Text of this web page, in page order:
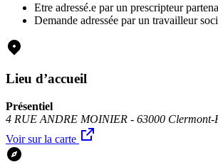
Etre adressé.e par un prescripteur
Demande adressée par un travailleur
Lieu d’accueil
Présentiel
4 RUE ANDRE MOINIER - 63000 Clermont-
Voir sur la carte